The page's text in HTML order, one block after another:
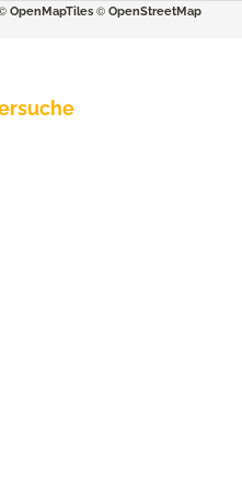
OpenMapTiles © OpenStreetMap